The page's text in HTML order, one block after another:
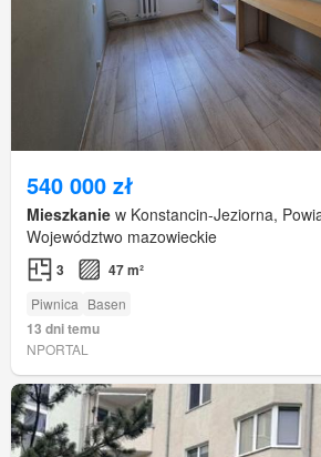
540 000 zł
Mieszkanie w Konstancin-Jeziorna,
Województwo mazowieckie
3 47 m²
Piwnica Basen
13 dni temu
NPORTAL